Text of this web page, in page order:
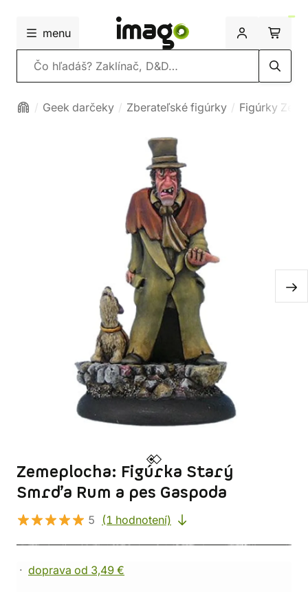
menu
Vyhľadávanie
Geek darčeky Zberateľské figúrky Figúrky
Zemeplocha: Figúrka Starý
Smrďa Rum a pes Gaspoda
5 (1 hodnotení)
doprava od 3,49 €